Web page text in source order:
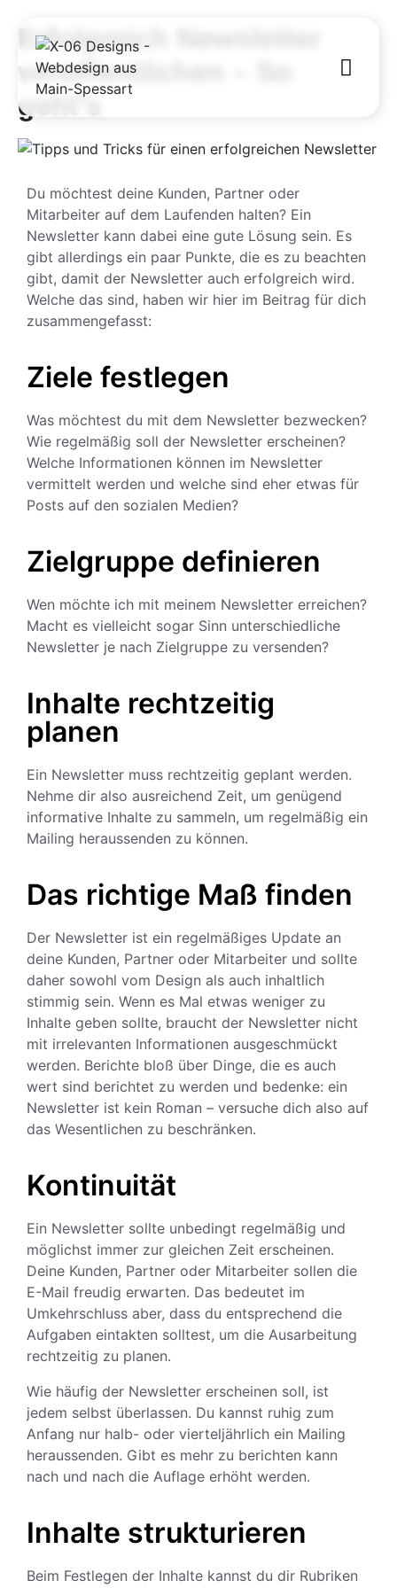
Erfolgreich Newsletter
veröffentlichen – So
geht’s
Du möchtest deine Kunden, Partner oder
Mitarbeiter auf dem Laufenden halten? Ein
Newsletter kann dabei eine gute Lösung sein. Es
gibt allerdings ein paar Punkte, die es zu beachten
gibt, damit der Newsletter auch erfolgreich wird.
Welche das sind, haben wir hier im Beitrag für dich
zusammengefasst:
Ziele festlegen
Was möchtest du mit dem Newsletter bezwecken?
Wie regelmäßig soll der Newsletter erscheinen?
Welche Informationen können im Newsletter
vermittelt werden und welche sind eher etwas für
Posts auf den sozialen Medien?
Zielgruppe definieren
Wen möchte ich mit meinem Newsletter erreichen?
Macht es vielleicht sogar Sinn unterschiedliche
Newsletter je nach Zielgruppe zu versenden?
Inhalte rechtzeitig
planen
Ein Newsletter muss rechtzeitig geplant werden.
Nehme dir also ausreichend Zeit, um genügend
informative Inhalte zu sammeln, um regelmäßig ein
Mailing heraussenden zu können.
Das richtige Maß finden
Der Newsletter ist ein regelmäßiges Update an
deine Kunden, Partner oder Mitarbeiter und sollte
daher sowohl vom Design als auch inhaltlich
stimmig sein. Wenn es Mal etwas weniger zu
Inhalte geben sollte, braucht der Newsletter nicht
mit irrelevanten Informationen ausgeschmückt
werden. Berichte bloß über Dinge, die es auch
wert sind berichtet zu werden und bedenke: ein
Newsletter ist kein Roman – versuche dich also auf
das Wesentlichen zu beschränken.
Kontinuität
Ein Newsletter sollte unbedingt regelmäßig und
möglichst immer zur gleichen Zeit erscheinen.
Deine Kunden, Partner oder Mitarbeiter sollen die
E-Mail freudig erwarten. Das bedeutet im
Umkehrschluss aber, dass du entsprechend die
Aufgaben eintakten solltest, um die Ausarbeitung
rechtzeitig zu planen.
Wie häufig der Newsletter erscheinen soll, ist
jedem selbst überlassen. Du kannst ruhig zum
Anfang nur halb- oder vierteljährlich ein Mailing
heraussenden. Gibt es mehr zu berichten kann
nach und nach die Auflage erhöht werden.
Inhalte strukturieren
Beim Festlegen der Inhalte kannst du dir Rubriken